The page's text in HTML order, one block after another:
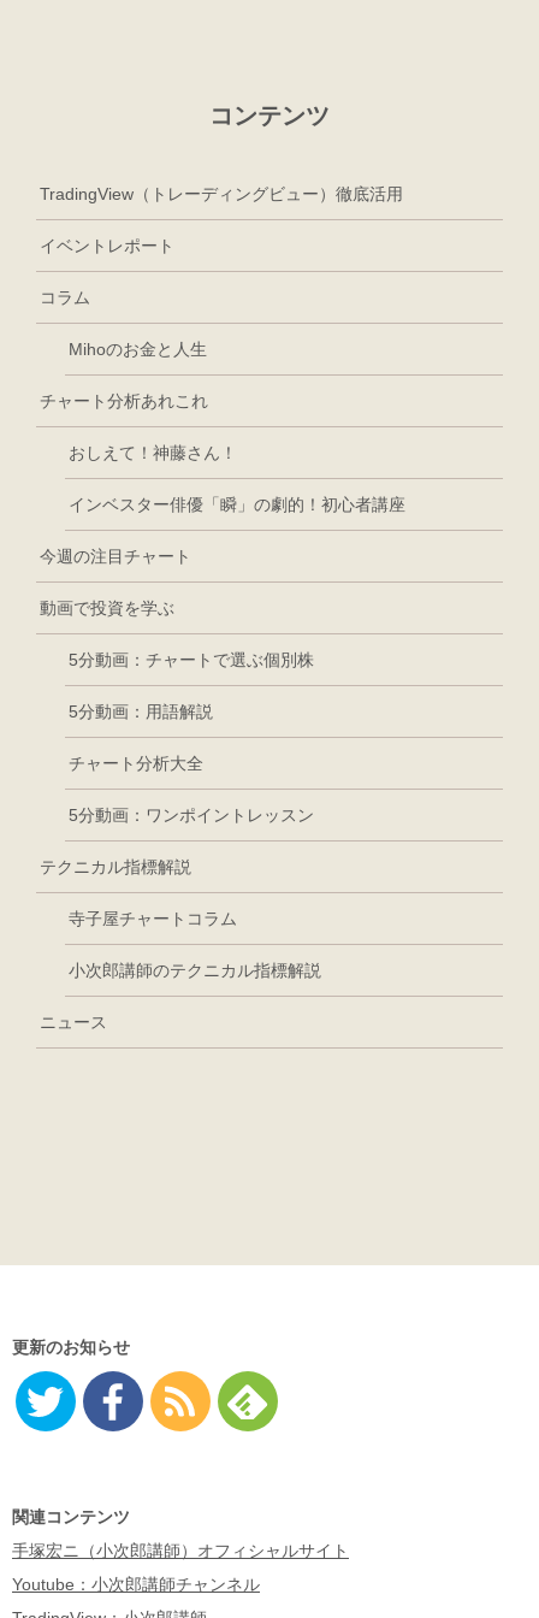
コンテンツ
TradingView（トレーディングビュー）徹底活用
イベントレポート
コラム
Mihoのお金と人生
チャート分析あれこれ
おしえて！神藤さん！
インベスター俳優「瞬」の劇的！初心者講座
今週の注目チャート
動画で投資を学ぶ
5分動画：チャートで選ぶ個別株
5分動画：用語解説
チャート分析大全
5分動画：ワンポイントレッスン
テクニカル指標解説
寺子屋チャートコラム
小次郎講師のテクニカル指標解説
ニュース
更新のお知らせ
関連コンテンツ
手塚宏ニ（小次郎講師）オフィシャルサイト
Youtube：小次郎講師チャンネル